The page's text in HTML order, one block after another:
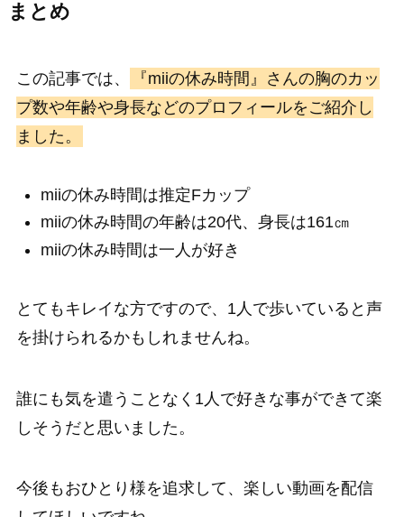
まとめ
この記事では、
『miiの休み時間』さんの胸のカッ
プ数や年齢や身長などのプロフィールをご紹介し
ました。
miiの休み時間は推定Fカップ
miiの休み時間の年齢は20代、身長は161㎝
miiの休み時間は一人が好き
とてもキレイな方ですので、1人で歩いていると声
を掛けられるかもしれませんね。
誰にも気を遣うことなく1人で好きな事ができて楽
しそうだと思いました。
今後もおひとり様を追求して、楽しい動画を配信